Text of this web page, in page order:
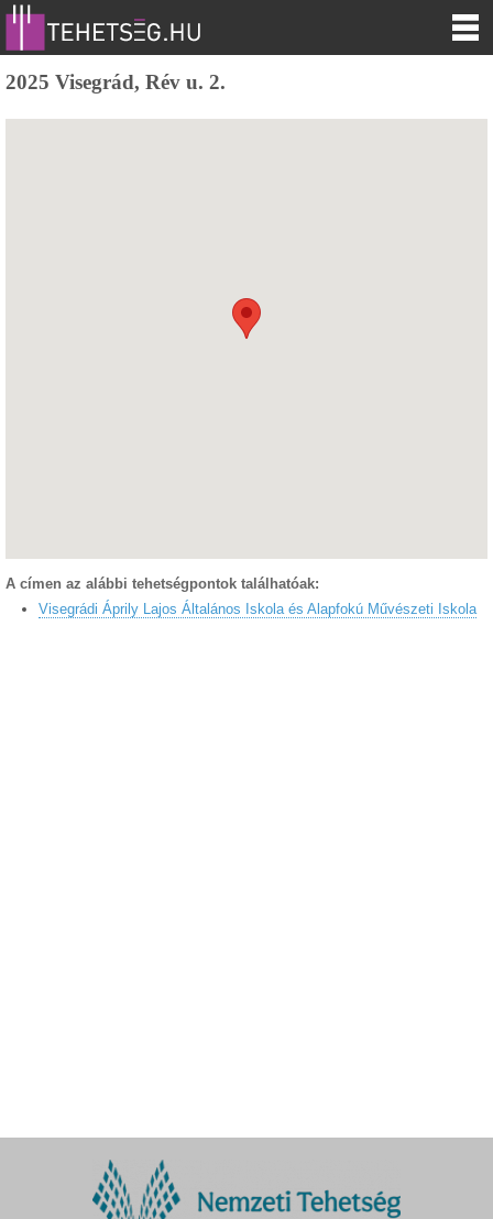
2025 Visegrád, Rév u. 2.
A címen az alábbi tehetségpontok találhatóak:
Visegrádi Áprily Lajos Általános Iskola és Alapfokú Művészeti Iskola